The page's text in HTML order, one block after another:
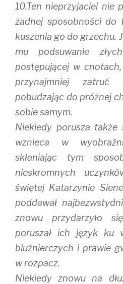
10.Ten nieprzyjaciel nie
żadnej sposobności do
kuszenia go do grzechu.
mu podsuwanie
postępującej w
przynajmniej zatruć
pobudzając do próżnej
sobie samym.
Niekiedy porusza
wznieca w
skłaniając tym
nieskromnych
świętej Katarzynie
poddawał
znowu przydarzyło
poruszał ich język ku
bluźnierczych i prawie
w rozpacz.
Niekiedy znowu na